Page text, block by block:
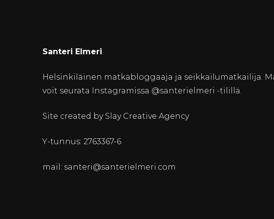
Santeri Elmeri
Helsinkiläinen matkabloggaaja ja seikkailumatkailija.
voit seurata Instagramissa @santerielmeri -tilillä.
Site created by Slay Creative Agency
Y-tunnus: 2763367-6
mail: santeri@santerielmeri.com